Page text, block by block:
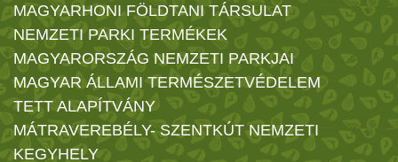
MAGYARHONI FÖLDTANI TÁRSULAT
NEMZETI PARKI TERMÉKEK
MAGYARORSZÁG NEMZETI PARKJAI
MAGYAR ÁLLAMI TERMÉSZETVÉDELEM
TETT ALAPÍTVÁNY
MÁTRAVEREBÉLY- SZENTKÚT NEMZETI
KEGYHELY